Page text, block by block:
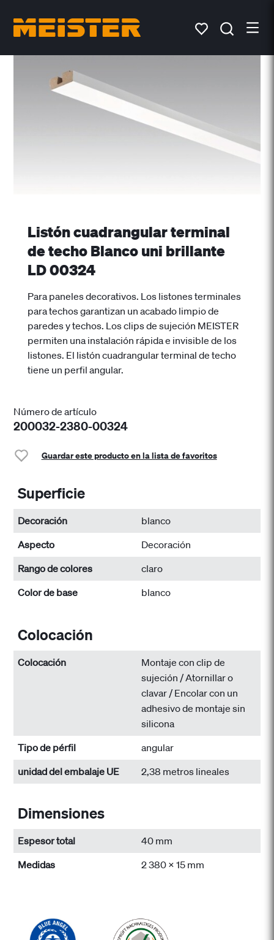
Listón cuadrangular terminal
de techo Blanco uni brillante
LD 00324
Para paneles decorativos. Los listones terminales
para techos garantizan un acabado limpio de
paredes y techos. Los clips de sujeción MEISTER
permiten una instalación rápida e invisible de los
listones. El listón cuadrangular terminal de techo
tiene un perfil angular.
Número de artículo
200032-2380-00324
Guardar este producto en la lista de favoritos
Superficie
Decoración
blanco
Aspecto
Decoración
Rango de colores
claro
Color de base
blanco
Colocación
Colocación
Montaje con clip de
sujeción / Atornillar o
clavar / Encolar con un
adhesivo de montaje sin
silicona
Tipo de pérfil
angular
unidad del embalaje UE
2,38 metros lineales
Dimensiones
Espesor total
40 mm
Medidas
2 380 x 15 mm